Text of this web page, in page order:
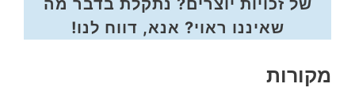
שאיננו ראוי? אנא, דווח לנו!
מקורות